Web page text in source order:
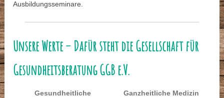
Ausbildungsseminare.
Unsere Werte – Dafür steht die Gesellschaft für
Gesundheitsberatung GGB e.V.
Gesundheitliche
Ganzheitliche Medizin